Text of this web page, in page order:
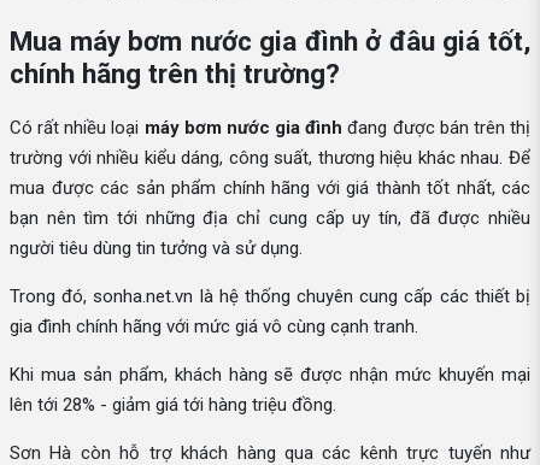
Mua máy bơm nước gia đình ở đâu giá tốt,
chính hãng trên thị trường?
Có rất nhiều loại máy bơm nước gia đình đang được bán trên thị
trường với nhiều kiểu dáng, công suất, thương hiệu khác nhau. Để
mua được các sản phẩm chính hãng với giá thành tốt nhất, các
bạn nên tìm tới những địa chỉ cung cấp uy tín, đã được nhiều
người tiêu dùng tin tưởng và sử dụng.
Trong đó, sonha.net.vn là hệ thống chuyên cung cấp các thiết bị
gia đình chính hãng với mức giá vô cùng cạnh tranh.
Khi mua sản phẩm, khách hàng sẽ được nhận mức khuyến mại
lên tới 28% - giảm giá tới hàng triệu đồng.
Sơn Hà còn hỗ trợ khách hàng qua các kênh trực tuyến như